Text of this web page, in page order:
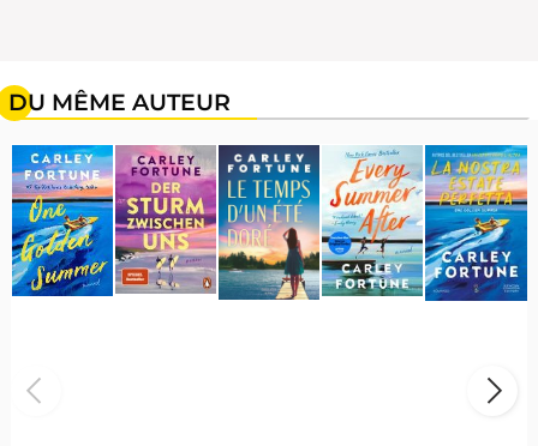
DU MÊME AUTEUR